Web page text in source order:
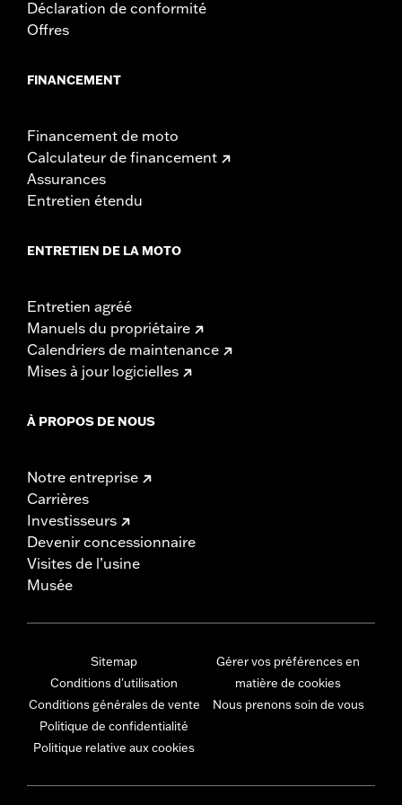
Déclaration de conformité
Offres
FINANCEMENT
Financement de moto
Calculateur de financement
Assurances
Entretien étendu
ENTRETIEN DE LA MOTO
Entretien agréé
Manuels du propriétaire
Calendriers de maintenance
Mises à jour logicielles
À PROPOS DE NOUS
Notre entreprise
Carrières
Investisseurs
Devenir concessionnaire
Visites de l’usine
Musée
Sitemap
Conditions d'utilisation
Conditions générales de vente
Politique de confidentialité
Politique relative aux cookies
Gérer vos préférences en
matière de cookies
Nous prenons soin de vous